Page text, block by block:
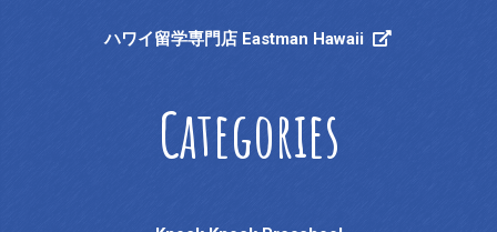
ハワイ留学専門店 Eastman Hawaii
Categories